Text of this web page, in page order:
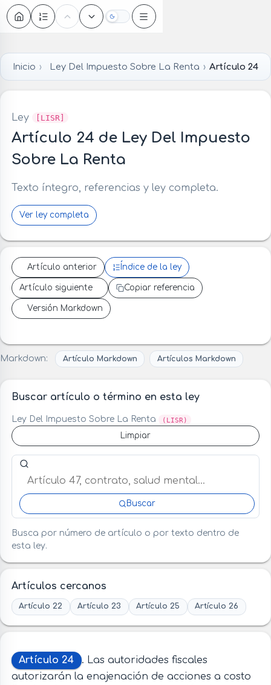
Oscuro
Inicio Ley Del Impuesto Sobre La Renta Artículo 24
Ley [LISR]
Artículo 24 de Ley Del Impuesto
Sobre La Renta
Texto íntegro, referencias y ley completa.
Ver ley completa
Artículo anterior Índice de la ley
Artículo siguiente Copiar referencia
Versión Markdown
Markdown: Artículo Markdown Artículos Markdown
Buscar artículo o término en esta ley
Ley Del Impuesto Sobre La Renta (LISR)
Limpiar
Buscar artículo o término en esta ley
Buscar
Busca por número de artículo o por texto dentro de
esta ley.
Artículos cercanos
Artículo 22 Artículo 23 Artículo 25 Artículo 26
Artículo 24
. Las autoridades fiscales
autorizarán la enajenación de acciones a costo